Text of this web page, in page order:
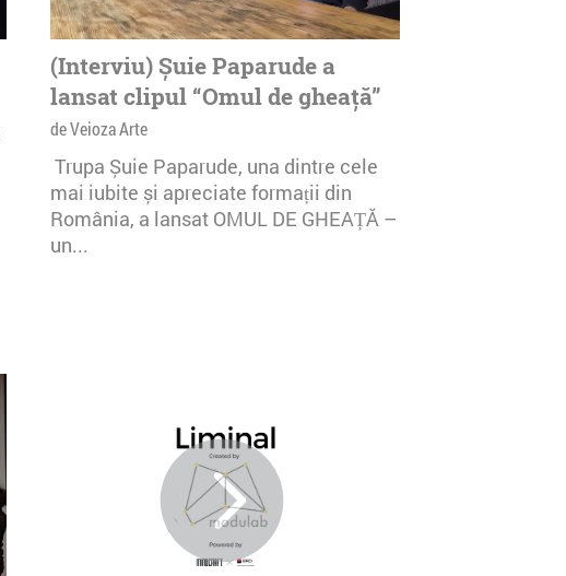
(Interviu) Șuie Paparude a
lansat clipul “Omul de gheață”
de Veioza Arte
Trupa Șuie Paparude, una dintre cele
mai iubite și apreciate formații din
România, a lansat OMUL DE GHEAȚĂ –
un...